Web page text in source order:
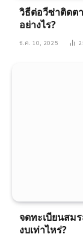
วิธีต่อวีซ่าติดต
อย่างไร?
ธ.ค. 10, 2025
จดทะเบียนสม
งบเท่าไหร่?